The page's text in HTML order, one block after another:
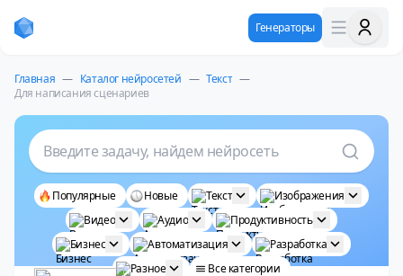
Генераторы
Главная — Каталог нейросетей — Текст —
Для написания сценариев
Введите задачу, найдем нейросеть
Популярные Новые Текст
Изображения
Видео
Аудио
Продуктивность
Бизнес
Автоматизация
Разработка
Разное
Все категории